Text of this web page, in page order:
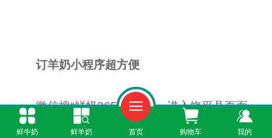
订羊奶小程序超方便
微信搜“鲜奶365”小程序，进入饶平县页面，
就能看到所有可订的羊奶产品：有纯鲜羊奶、酸
鲜牛奶 鲜羊奶 首页 购物车 我的